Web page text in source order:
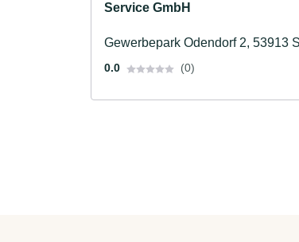
Service GmbH
Gewerbepark Odendorf 2, 53913
0.0 (0)